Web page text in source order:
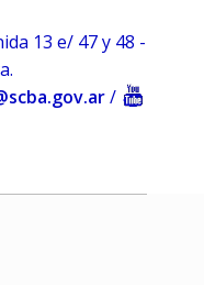
13 e/ 47 y 48 -
/